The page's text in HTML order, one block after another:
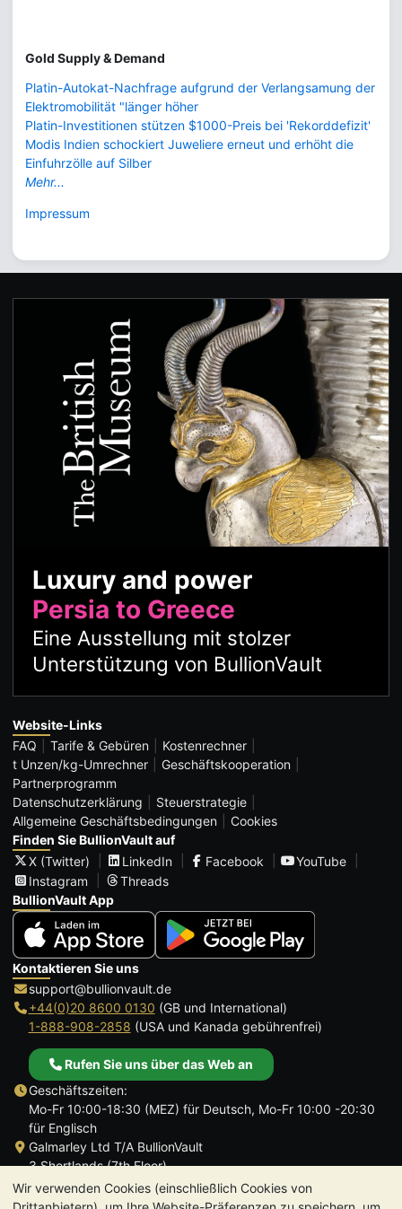
Wir verwenden Cookies (einschließlich Cookies von
Gold Supply & Demand
Platin-Autokat-Nachfrage aufgrund der Verlangsamung der
Elektromobilität "länger höher
Platin-Investitionen stützen $1000-Preis bei 'Rekorddefizit'
Modis Indien schockiert Juweliere erneut und erhöht die
Einfuhrzölle auf Silber
Mehr...
Impressum
Luxury and power
Persia to Greece
Eine Ausstellung mit stolzer
Unterstützung von BullionVault
Website-Links
FAQ
Tarife & Gebüren
Kostenrechner
t Unzen/kg-Umrechner
Geschäftskooperation
Partnerprogramm
Datenschutzerklärung
Steuerstrategie
Allgemeine Geschäftsbedingungen
Cookies
Finden Sie BullionVault auf
X (Twitter)
LinkedIn Facebook
YouTube
Instagram
Threads
BullionVault App
Kontaktieren Sie uns
support@bullionvault.de
+44(0)20 8600 0130 (GB und International)
1-888-908-2858 (USA und Kanada gebührenfrei)
Rufen Sie uns über das Web an
Geschäftszeiten:
Mo-Fr 10:00-18:30 (MEZ) für Deutsch, Mo-Fr 10:00 -20:30
für Englisch
Galmarley Ltd T/A BullionVault
3 Shortlands (7th Floor)
Hammersmith
London